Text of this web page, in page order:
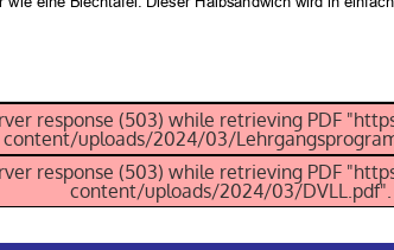
response (503) while retrieving PDF
content/uploads/2024/03/
response (503) while retrieving PDF
content/uploads/2024/03/DVLL.pdf".